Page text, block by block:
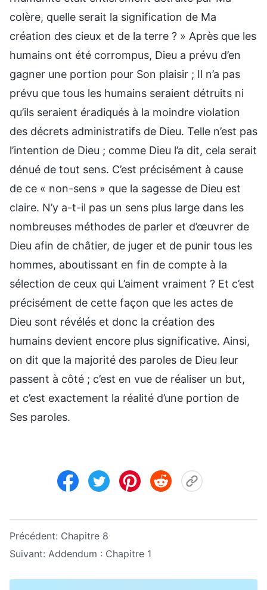
colère, quelle serait la signification de Ma
création des cieux et de la terre ? » Après que les
humains ont été corrompus, Dieu a prévu d’en
gagner une portion pour Son plaisir ; Il n’a pas
prévu que tous les humains seraient détruits ni
qu’ils seraient éradiqués à la moindre violation
des décrets administratifs de Dieu. Telle n’est pas
l’intention de Dieu ; comme Dieu l’a dit, cela serait
dénué de tout sens. C’est précisément à cause
de ce « non-sens » que la sagesse de Dieu est
claire. N’y a-t-il pas un sens plus large dans les
nombreuses méthodes de parler et d’œuvrer de
Dieu afin de châtier, de juger et de punir tous les
hommes, aboutissant en fin de compte à la
sélection de ceux qui L’aiment vraiment ? Et c’est
précisément de cette façon que les actes de
Dieu sont révélés et donc la création des
humains devient encore plus significative. Ainsi,
on dit que la majorité des paroles de Dieu leur
passent à côté ; c’est en vue de réaliser un but,
et c’est exactement la réalité d’une portion de
Ses paroles.
Précédent: Chapitre 8
Suivant: Addendum : Chapitre 1